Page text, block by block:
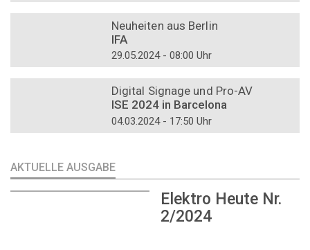
Neuheiten aus Berlin
IFA
29.05.2024 - 08:00 Uhr
Digital Signage und Pro-AV
ISE 2024 in Barcelona
04.03.2024 - 17:50 Uhr
AKTUELLE AUSGABE
Elektro Heute Nr.
2/2024